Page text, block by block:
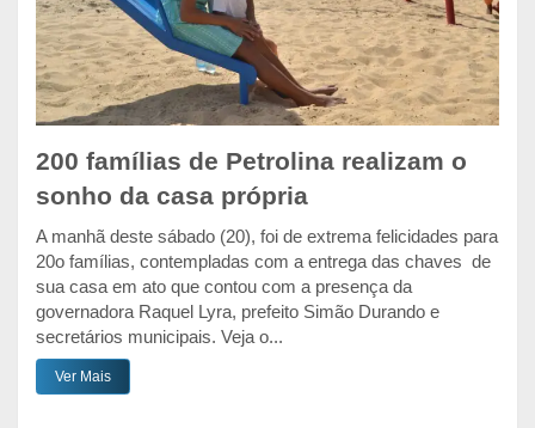
200 famílias de Petrolina realizam o
sonho da casa própria
A manhã deste sábado (20), foi de extrema felicidades para
20o famílias, contempladas com a entrega das chaves de
sua casa em ato que contou com a presença da
governadora Raquel Lyra, prefeito Simão Durando e
secretários municipais. Veja o...
Ver Mais